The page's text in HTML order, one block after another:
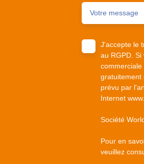
Votre message
J'accepte le
au RGPD.
gratuitement
prévu par
Internet
Société
Pour en
veuillez